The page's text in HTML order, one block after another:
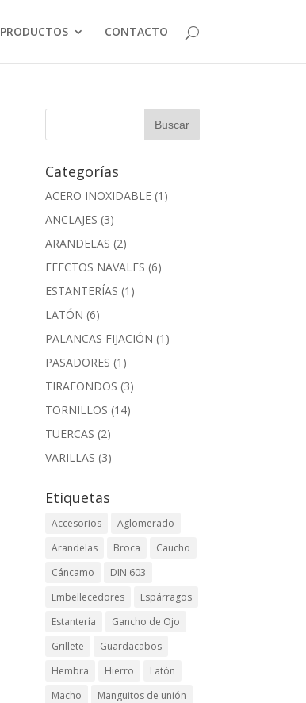
PRODUCTOS CONTACTO
Categorías
ACERO INOXIDABLE (1)
ANCLAJES (3)
ARANDELAS (2)
EFECTOS NAVALES (6)
ESTANTERÍAS (1)
LATÓN (6)
PALANCAS FIJACIÓN (1)
PASADORES (1)
TIRAFONDOS (3)
TORNILLOS (14)
TUERCAS (2)
VARILLAS (3)
Etiquetas
Accesorios
Aglomerado
Arandelas
Broca
Caucho
Cáncamo
DIN 603
Embellecedores
Espárragos
Estantería
Gancho de Ojo
Grillete
Guardacabos
Hembra
Hierro
Latón
Macho
Manguitos de unión